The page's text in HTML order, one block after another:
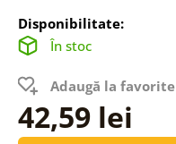
Disponibilitate:
În stoc
Adaugă la favorite
42,59 lei